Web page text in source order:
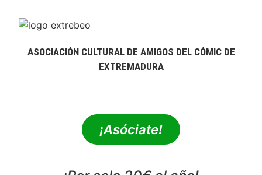
ASOCIACIÓN CULTURAL DE AMIGOS DEL CÓMIC DE
EXTREMADURA
¡Asóciate!